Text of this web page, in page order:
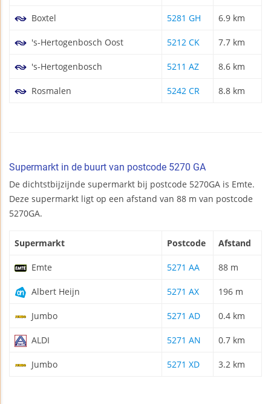
Boxtel 5281 GH 6.9 km
's-Hertogenbosch Oost 5212 CK 7.7 km
's-Hertogenbosch 5211 AZ 8.6 km
Rosmalen 5242 CR 8.8 km
Supermarkt in de buurt van postcode 5270 GA
De dichtstbijzijnde supermarkt bij postcode 5270GA is Emte.
Deze supermarkt ligt op een afstand van 88 m van postcode
5270GA.
Supermarkt Postcode Afstand
Emte 5271 AA 88 m
Albert Heijn 5271 AX 196 m
Jumbo 5271 AD 0.4 km
ALDI 5271 AN 0.7 km
Jumbo 5271 XD 3.2 km